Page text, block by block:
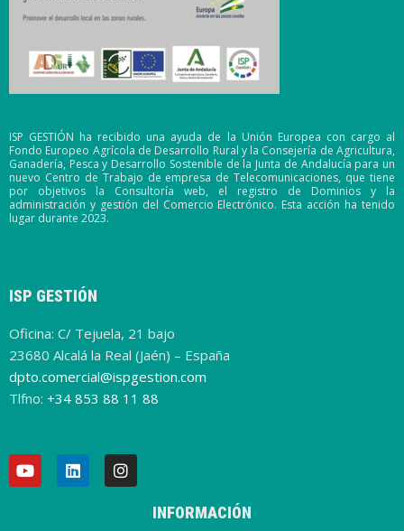
ISP GESTIÓN ha recibido una ayuda de la Unión Europea con cargo al
Fondo Europeo Agrícola de Desarrollo Rural y la Consejería de Agricultura,
Ganadería, Pesca y Desarrollo Sostenible de la Junta de Andalucía para un
nuevo Centro de Trabajo de empresa de Telecomunicaciones, que tiene
por objetivos la Consultoría web, el registro de Dominios y la
administración y gestión del Comercio Electrónico. Esta acción ha tenido
lugar durante 2023.
ISP GESTIÓN
Oficina: C/ Tejuela, 21 bajo
23680 Alcalá la Real (Jaén) – España
dpto.comercial@ispgestion.com
Tlfno: +34 853 88 11 88
INFORMACIÓN